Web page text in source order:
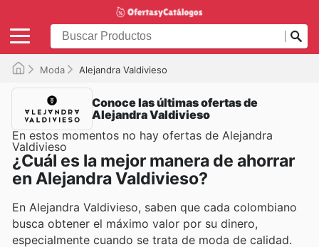
Moda Alejandra Valdivieso
Conoce las últimas ofertas de
Alejandra Valdivieso
En estos momentos no hay ofertas de Alejandra
Valdivieso
¿Cuál es la mejor manera de ahorrar
en Alejandra Valdivieso?
En Alejandra Valdivieso, saben que cada colombiano
busca obtener el máximo valor por su dinero,
especialmente cuando se trata de moda de calidad.